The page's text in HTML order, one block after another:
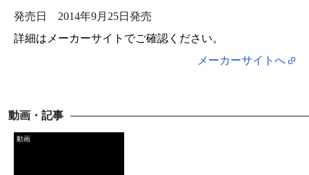
発売日
2014年9月25日発売
詳細はメーカーサイトでご確認ください。
メーカーサイトへ
動画・記事
動画